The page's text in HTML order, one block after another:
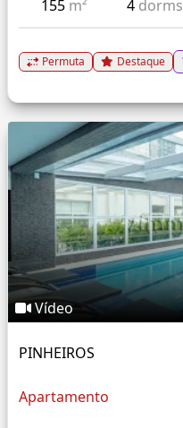
155 m² 4 dorms
Permuta Destaque
Vídeo
PINHEIROS
Apartamento